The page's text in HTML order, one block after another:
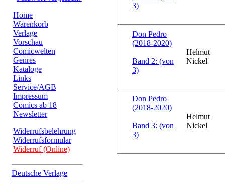
Home
Warenkorb
Verlage
Vorschau
Comicwelten
Genres
Kataloge
Links
Service/AGB
Impressum
Comics ab 18
Newsletter
Widerrufsbelehrung
Widerrufsformular
Widerruf (Online)
Deutsche Verlage
3)
Don Pedro
(2018-2020)
Band 2: (von
3)
Helmut
Nickel
Don Pedro
(2018-2020)
Band 3: (von
3)
Helmut
Nickel